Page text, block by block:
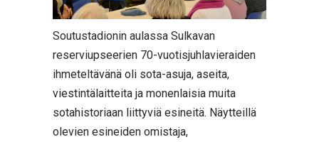
Soutustadionin aulassa Sulkavan
reserviupseerien 70-vuotisjuhlavieraiden
ihmeteltävänä oli sota-asuja, aseita,
viestintälaitteita ja monenlaisia muita
sotahistoriaan liittyviä esineitä. Näytteillä
olevien esineiden omistaja,